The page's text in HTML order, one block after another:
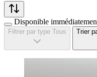
Disponible
Filtrer par type Tous Trier